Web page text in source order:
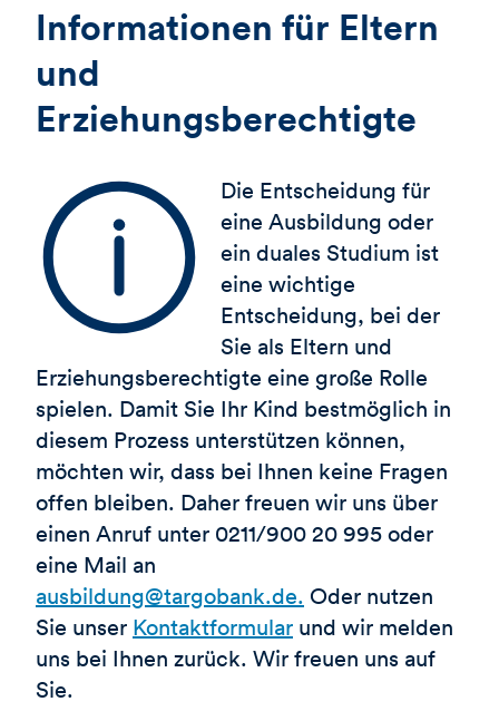
Informationen für Eltern
und
Erziehungsberechtigte
Die Entscheidung für
eine Ausbildung oder
ein duales Studium ist
eine wichtige
Entscheidung, bei der
Sie als Eltern und
Erziehungsberechtigte eine große Rolle
spielen. Damit Sie Ihr Kind bestmöglich in
diesem Prozess unterstützen können,
möchten wir, dass bei Ihnen keine Fragen
offen bleiben. Daher freuen wir uns über
einen Anruf unter 0211/900 20 995 oder
eine Mail an
ausbildung@targobank.de. Oder nutzen
Sie unser Kontaktformular und wir melden
uns bei Ihnen zurück. Wir freuen uns auf
Sie.